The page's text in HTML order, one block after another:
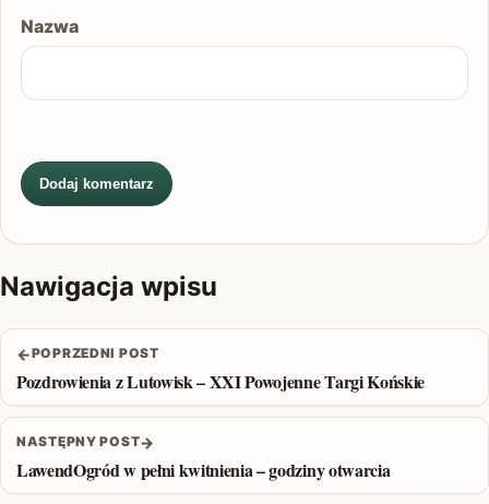
Nazwa
Nawigacja wpisu
←POPRZEDNI POST
Pozdrowienia z Lutowisk – XXI Powojenne Targi Końskie
NASTĘPNY POST→
LawendOgród w pełni kwitnienia – godziny otwarcia